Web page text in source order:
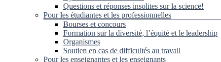
Questions et réponses insolites sur la science!
Pour les étudiantes et les professionnelles
Bourses et concours
Formation sur la diversité, l’équité et le leadership
Organismes
Soutien en cas de difficultés au travail
Pour les enseignantes et les enseignants